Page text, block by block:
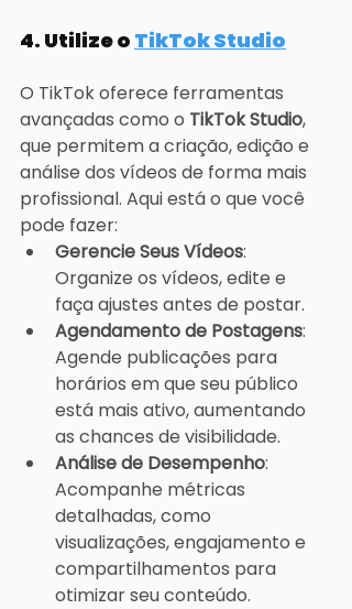
4. Utilize o TikTok Studio
O TikTok oferece ferramentas
avançadas como o TikTok Studio,
que permitem a criação, edição e
análise dos vídeos de forma mais
profissional. Aqui está o que você
pode fazer:
Gerencie Seus Vídeos:
Organize os vídeos, edite e
faça ajustes antes de postar.
Agendamento de Postagens:
Agende publicações para
horários em que seu público
está mais ativo, aumentando
as chances de visibilidade.
Análise de Desempenho:
Acompanhe métricas
detalhadas, como
visualizações, engajamento e
compartilhamentos para
otimizar seu conteúdo.